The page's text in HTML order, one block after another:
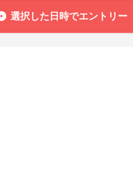
8月20日 木
選択した日時でエントリー